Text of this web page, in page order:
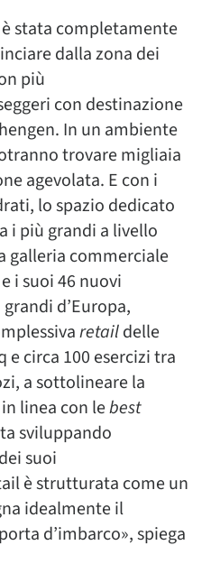
è stata completamente
dalla zona dei
più
con destinazione
In un ambiente
trovare migliaia
agevolata. E con i
lo spazio dedicato
i più grandi a livello
galleria commerciale
i suoi 46 nuovi
d’Europa,
retaildelle
e circa 100 esercizi tra
a sottolineare la
linea con lebest
sviluppando
suoi
è strutturata come un
idealmente il
d’imbarco», spiega